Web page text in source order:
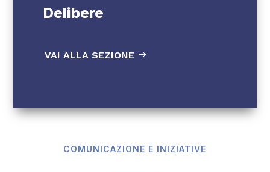
Delibere
VAI ALLA SEZIONE
COMUNICAZIONE E INIZIATIVE